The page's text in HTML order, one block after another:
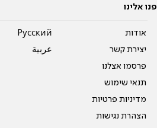
פנו אלינו
אודות
יצירת קשר
פרסמו אצלנו
תנאי שימוש
מדיניות פרטיות
הצהרת נגישות
Pусский
عربية